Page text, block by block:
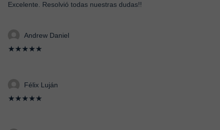
Excelente. Resolvió todas nuestras dudas!!
Andrew Daniel
★★★★★
Félix Luján
★★★★★